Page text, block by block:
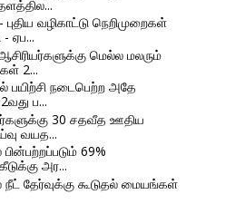
வழிகாட்டு நெறிமுறைகள்
ஏப...
மெல்ல மலரும்
2...
பயிற்சி நடைபெற்ற அதே
ப...
30 சதவீத ஊதிய
வயத...
69%
அர...
நீட் தேர்வுக்கு கூடுதல் மையங்கள்